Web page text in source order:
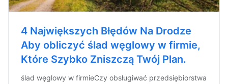
4 Największych Błędów Na Drodze
Aby obliczyć ślad węglowy w firmie,
Które Szybko Zniszczą Twój Plan.
ślad węglowy w firmieCzy obsługiwać przedsiębiorstwa